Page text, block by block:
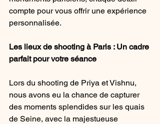
compte pour vous offrir une expérience
personnalisée.
Les lieux de shooting à Paris : Un cadre
parfait pour votre séance
Lors du shooting de Priya et Vishnu,
nous avons eu la chance de capturer
des moments splendides sur les quais
de Seine, avec la majestueuse